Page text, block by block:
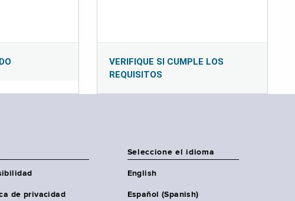
VERIFIQUE SI CUMPLE LOS
REQUISITOS
de privacidad
Seleccione el idioma
English
Español (Spanish)